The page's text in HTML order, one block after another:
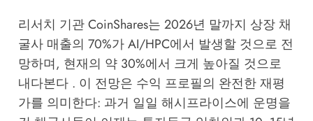
리서치 기관 CoinShares는 2026년 말까지 상장 채
굴사 매출의 70%가 AI/HPC에서 발생할 것으로 전
망하며, 현재의 약 30%에서 크게 높아질 것으로
내다본다 . 이 전망은 수익 프로필의 완전한 재평
가를 의미한다: 과거 일일 해시프라이스에 운명을